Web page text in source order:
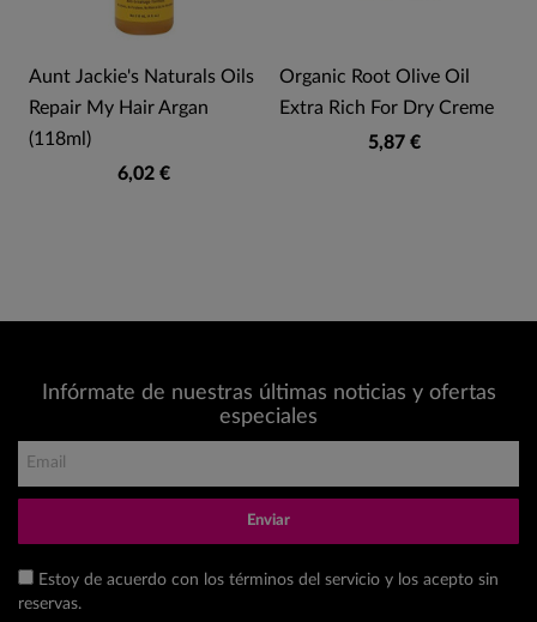
Aunt Jackie's Naturals Oils
Repair My Hair Argan
(118ml)
6,02 €
Organic Root Olive Oil
Extra Rich For Dry Creme
5,87 €
Infórmate de nuestras últimas noticias y ofertas
especiales
Enviar
Estoy de acuerdo con los términos del servicio y los acepto sin
reservas.